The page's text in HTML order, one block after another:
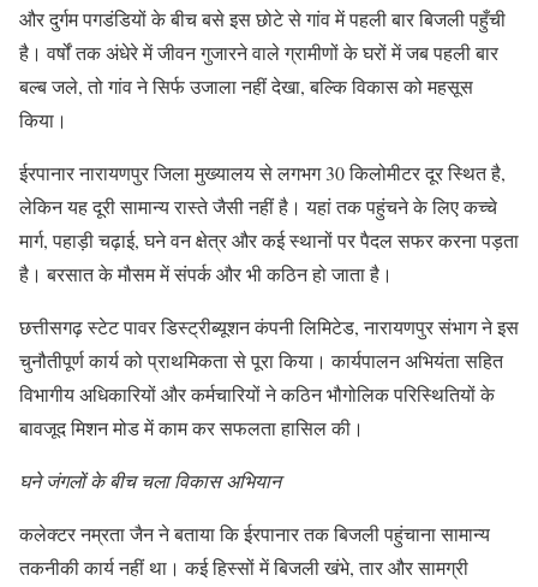
और दुर्गम पगडंडियों के बीच बसे इस छोटे से गांव में पहली बार बिजली पहुँची
है। वर्षों तक अंधेरे में जीवन गुजारने वाले ग्रामीणों के घरों में जब पहली बार
बल्ब जले, तो गांव ने सिर्फ उजाला नहीं देखा, बल्कि विकास को महसूस
किया।
ईरपानार नारायणपुर जिला मुख्यालय से लगभग 30 किलोमीटर दूर स्थित है,
लेकिन यह दूरी सामान्य रास्ते जैसी नहीं है। यहां तक पहुंचने के लिए कच्चे
मार्ग, पहाड़ी चढ़ाई, घने वन क्षेत्र और कई स्थानों पर पैदल सफर करना पड़ता
है। बरसात के मौसम में संपर्क और भी कठिन हो जाता है।
छत्तीसगढ़ स्टेट पावर डिस्ट्रीब्यूशन कंपनी लिमिटेड, नारायणपुर संभाग ने इस
चुनौतीपूर्ण कार्य को प्राथमिकता से पूरा किया। कार्यपालन अभियंता सहित
विभागीय अधिकारियों और कर्मचारियों ने कठिन भौगोलिक परिस्थितियों के
बावजूद मिशन मोड में काम कर सफलता हासिल की।
घने जंगलों के बीच चला विकास अभियान
कलेक्टर नम्रता जैन ने बताया कि ईरपानार तक बिजली पहुंचाना सामान्य
तकनीकी कार्य नहीं था। कई हिस्सों में बिजली खंभे, तार और सामग्री